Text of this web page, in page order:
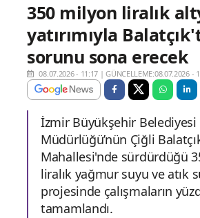
350 milyon liralık
yatırımıyla
sorunu sona erecek
08.07.2026 - 11:17 |GÜNCELLEME:08.07.2026 -
İzmir Büyükşehir Belediyesi
Müdürlüğü’nün Çiğli
Mahallesi'nde sürdürdüğü
liralık yağmur suyu ve atık
projesinde çalışmaların
tamamlandı.